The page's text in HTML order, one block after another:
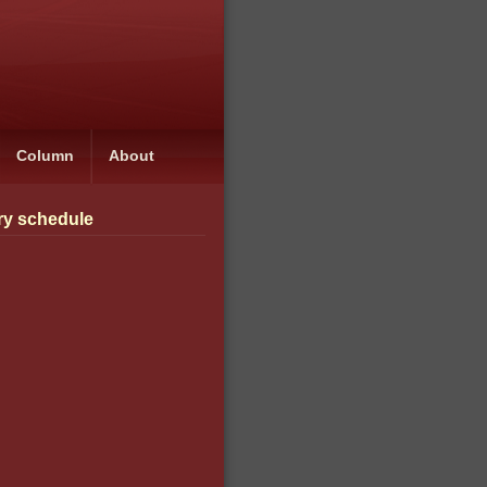
Column About
schedule